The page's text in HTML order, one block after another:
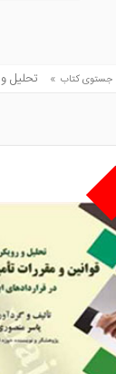
جستوی کتاب » تحليل